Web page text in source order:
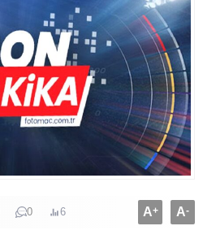
0 6 A+ A-